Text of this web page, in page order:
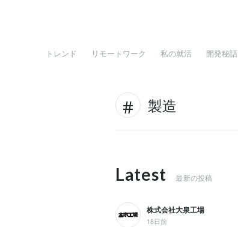
トレンド リモートワーク 私の就活 開発秘話
製造
Latest 最新の投稿
株式会社大泉工場
18日前